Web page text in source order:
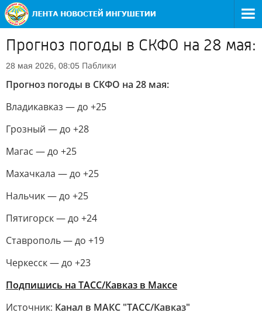
Прогноз погоды в СКФО на 28 мая:
28 мая 2026, 08:05 Паблики
Прогноз погоды в СКФО на 28 мая:
Владикавказ — до +25
Грозный — до +28
Магас — до +25
Махачкала — до +25
Нальчик — до +25
Пятигорск — до +24
Ставрополь — до +19
Черкесск — до +23
Подпишись на ТАСС/Кавказ в Максе
Источник: Канал в МАКС "ТАСС/Кавказ"